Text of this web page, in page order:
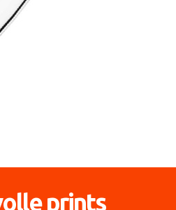
prints